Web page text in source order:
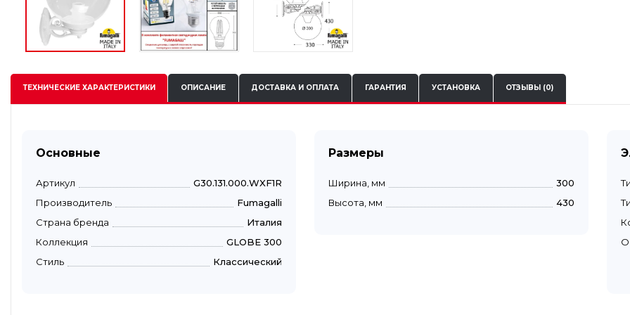
ТЕХНИЧЕСКИЕХАРАКТЕРИСТИКИ ОПИСАНИЕ ДОСТАВКА И ОПЛАТА ГАРАНТИЯ УСТАНОВКА ОТЗЫВЫ (0)
Основные
Артикул
G30.131.000.WXF1R
Производитель
Fumagalli
Страна бренда
Италия
Коллекция
GLOBE 300
Стиль
Классический
Размеры
Ширина, мм
300
Высота, мм
430